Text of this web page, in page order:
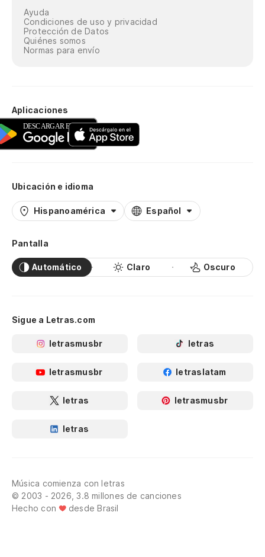
Ayuda
Condiciones de uso y privacidad
Protección de Datos
Quiénes somos
Normas para envío
Aplicaciones
Ubicación e idioma
Hispanoamérica Español
Pantalla
Automático Claro Oscuro
Sigue a Letras.com
letrasmusbr letras
letrasmusbr letraslatam
letras letrasmusbr
letras
Música comienza con letras
© 2003 - 2026, 3.8 millones de canciones
Hecho con
desde Brasil